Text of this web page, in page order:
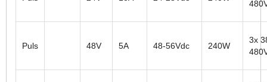
Puls 48V 5A 48-56Vdc 240W
3x